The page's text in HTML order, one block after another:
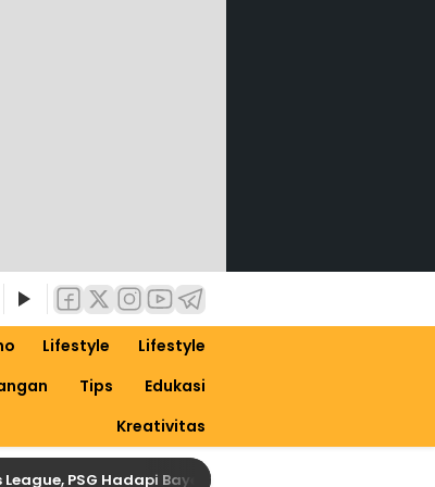
Lifestyle
Lifestyle
Tips
Edukasi
Kreativitas
Hadapi Bayern Tanpa Gelandang Kunci